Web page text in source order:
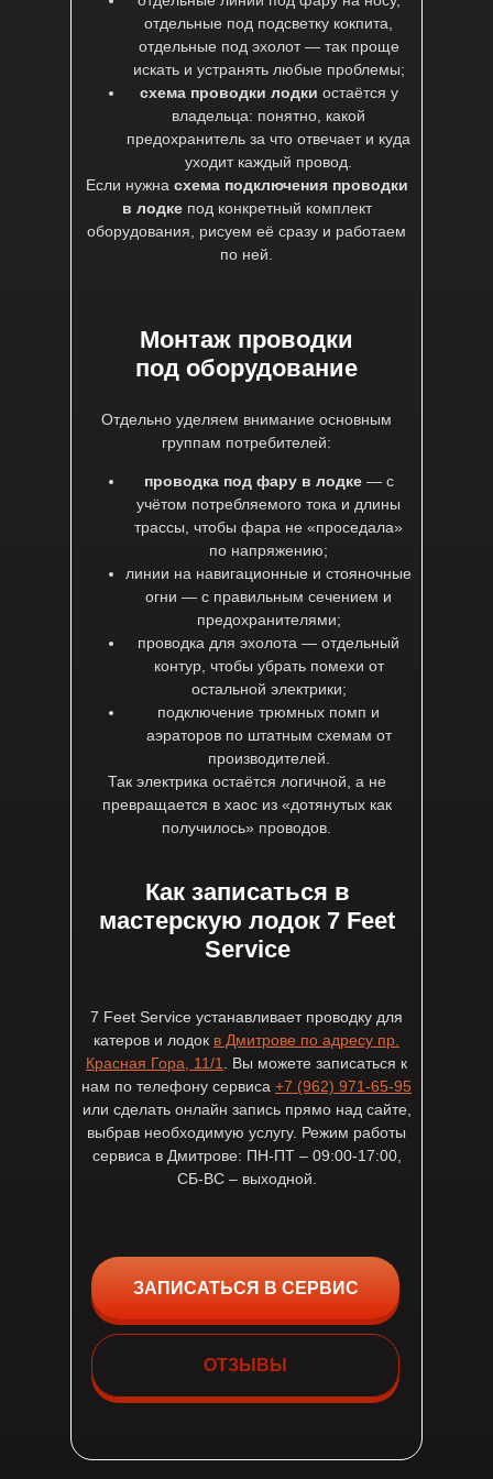
7 Feet Service устанавливает проводку для
катеров и лодок в Дмитрове по адресу пр.
Красная Гора, 11/1
. Вы можете записаться к
нам по телефону сервиса +7 (962) 971-65-95
или сделать онлайн запись прямо над сайте,
выбрав необходимую услугу. Режим работы
сервиса в Дмитрове: ПН-ПТ – 09:00-17:00,
СБ-ВС – выходной.
ОТЗЫВЫ
ЗАПИСАТЬСЯ В СЕРВИС
Как записаться в
мастерскую лодок 7 Feet
Service
Отдельно уделяем внимание основным
группам потребителей:
проводка под фару в лодке— с
учётом потребляемого тока и длины
трассы, чтобы фара не «проседала»
по напряжению;
линии на навигационные и стояночные
огни — с правильным сечением и
предохранителями;
проводка для эхолота — отдельный
контур, чтобы убрать помехи от
остальной электрики;
подключение трюмных помп и
аэраторов по штатным схемам от
производителей.
Так электрика остаётся логичной, а не
превращается в хаос из «дотянутых как
получилось» проводов.
Монтаж проводки
под оборудование
отдельные под подсветку кокпита,
отдельные под эхолот — так проще
искать и устранять любые проблемы;
схема проводки лодки остаётся у
владельца: понятно, какой
предохранитель за что отвечает и куда
уходит каждый провод.
Если нужна схема подключения проводки
в лодкепод конкретный комплект
оборудования, рисуем её сразу и работаем
по ней.